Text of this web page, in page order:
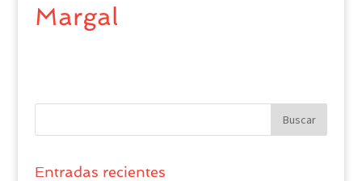
Margal
Entradas recientes